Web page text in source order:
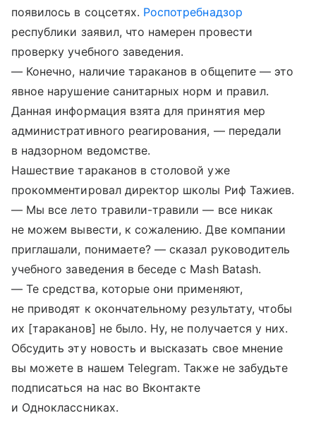
появилось в соцсетях. Роспотребнадзор
республики заявил, что намерен провести
проверку учебного заведения.
— Конечно, наличие тараканов в общепите — это
явное нарушение санитарных норм и правил.
Данная информация взята для принятия мер
административного реагирования, — передали
в надзорном ведомстве.
Нашествие тараканов в столовой уже
прокомментировал директор школы Риф Тажиев.
— Мы все лето травили-травили — все никак
не можем вывести, к сожалению. Две компании
приглашали, понимаете? — сказал руководитель
учебного заведения в беседе с Mash Batash.
— Те средства, которые они применяют,
не приводят к окончательному результату, чтобы
их [тараканов] не было. Ну, не получается у них.
Обсудить эту новость и высказать свое мнение
вы можете в нашем Telegram. Также не забудьте
подписаться на нас во Вконтакте
и Одноклассниках.